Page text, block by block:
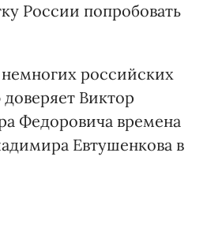
России попробовать
российских
Виктор
Федоровича времена
Евтушенкова в